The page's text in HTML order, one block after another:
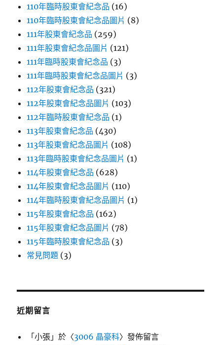
110年臨時股東會紀念品 (16)
110年臨時股東會紀念品圖片 (8)
111年股東會紀念品 (259)
111年股東會紀念品圖片 (121)
111年臨時股東會紀念品 (3)
111年臨時股東會紀念品圖片 (3)
112年股東會紀念品 (321)
112年股東會紀念品圖片 (103)
112年臨時股東會紀念品 (1)
113年股東會紀念品 (430)
113年股東會紀念品圖片 (108)
113年臨時股東會紀念品圖片 (1)
114年股東會紀念品 (628)
114年股東會紀念品圖片 (110)
114年臨時股東會紀念品圖片 (1)
115年股東會紀念品 (162)
115年股東會紀念品圖片 (78)
115年臨時股東會紀念品 (3)
常見問題 (3)
近期留言
「小張 」於〈3006 晶豪科〉發佈留言